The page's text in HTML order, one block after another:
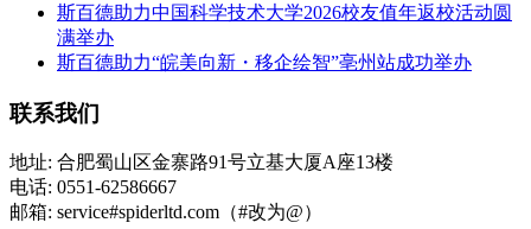
斯百德助力中国科学技术大学2026校友值年返校活动圆
满举办
斯百德助力“皖美向新・移企绘智”亳州站成功举办
联系我们
地址: 合肥蜀山区金寨路91号立基大厦A座13楼
电话: 0551-62586667
邮箱: service#spiderltd.com（#改为@）